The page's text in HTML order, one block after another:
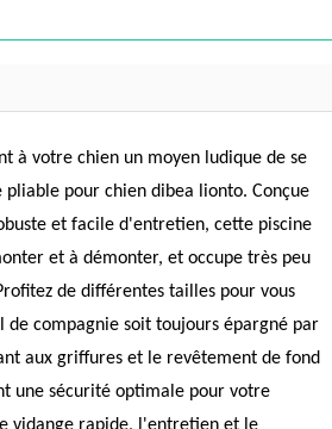
à votre chien un moyen ludique de se
pour chien dibea lionto. Conçue
et facile d'entretien, cette piscine
et à démonter, et occupe très peu
de différentes tailles pour vous
de compagnie soit toujours épargné par
aux griffures et le revêtement de fond
une sécurité optimale pour votre